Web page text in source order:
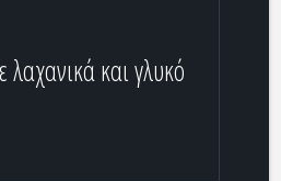
λαχανικά και γλυκό